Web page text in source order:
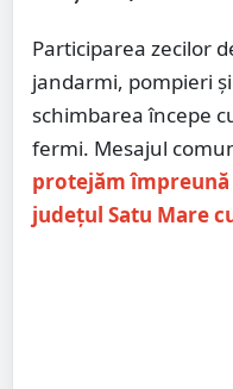
Participarea zecilor
jandarmi, pompieri
schimbarea începe
fermi. Mesajul
protejăm împreună
județul Satu Mare